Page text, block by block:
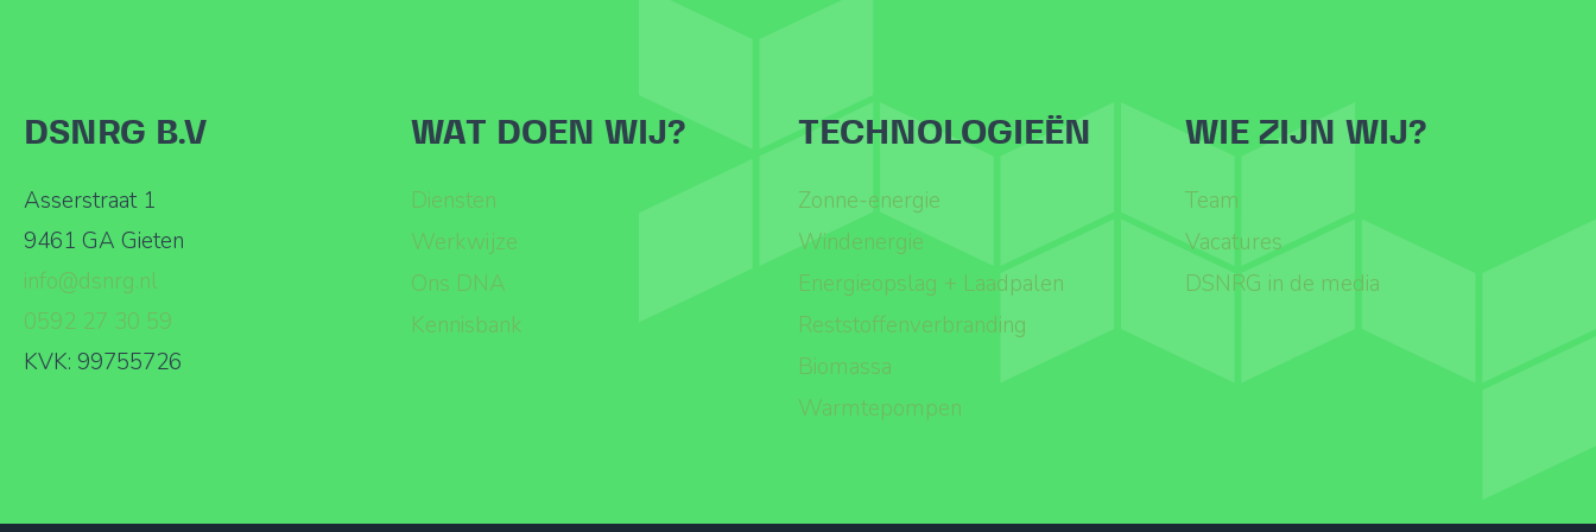
DSNRG B.V
Asserstraat 1
9461 GA Gieten
info@dsnrg.nl
0592 27 30 59
KVK: 99755726
WAT DOEN WIJ?
Diensten
Werkwijze
Ons DNA
Kennisbank
TECHNOLOGIEËN
Zonne-energie
Windenergie
Energieopslag + Laadpalen
Reststoffenverbranding
Biomassa
Warmtepompen
WIE ZIJN WIJ?
Team
Vacatures
DSNRG in de media